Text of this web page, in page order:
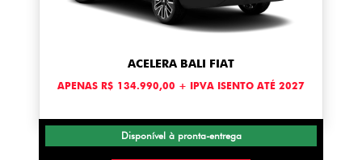
ACELERA BALI FIAT
APENAS R$ 134.990,00 + IPVA ISENTO ATÉ 2027
Disponível à pronta-entrega